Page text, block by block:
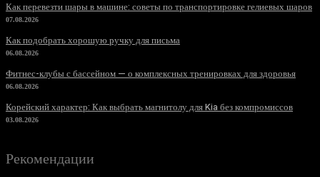
Как перевезти шары в машине: советы по транспортировке гелиевых шаров
07.08.2026
Как подобрать хорошую ручку для письма
06.08.2026
Фитнес-клубы с бассейном — о комплексных тренировках для здоровья
06.08.2026
Корейский характер: Как выбрать магнитолу для Kia без компромиссов
03.08.2026
Рекомендации